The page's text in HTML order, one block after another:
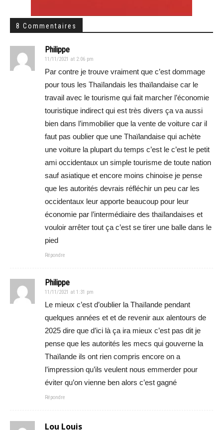
8 Commentaires
Philippe
11/11/2021 at 2:06 pm
Par contre je trouve vraiment que c’est dommage
pour tous les Thaïlandais les thaïlandaise car le
travail avec le tourisme qui fait marcher l’économie
touristique indirect qui est très divers ça va aussi
bien dans l’immobilier que la vente de voiture car il
faut pas oublier que une Thaïlandaise qui achète
une voiture la plupart du temps c’est le c’est le petit
ami occidentaux un simple tourisme de toute nation
sauf asiatique et encore moins chinoise je pense
que les autorités devrais réfléchir un peu car les
occidentaux leur apporte beaucoup pour leur
économie par l’intermédiaire des thaïlandaises et
vouloir arrêter tout ça c’est se tirer une balle dans le
pied
Répondre
Philippe
11/11/2021 at 1:31 pm
Le mieux c’est d’oublier la Thaïlande pendant
quelques années et et de revenir aux alentours de
2025 dire que d’ici là ça ira mieux c’est pas dit je
pense que les autorités les mecs qui gouverne la
Thaïlande ils ont rien compris encore on a
l’impression qu’ils veulent nous emmerder pour
éviter qu’on vienne ben alors c’est gagné
Répondre
Lou Louis